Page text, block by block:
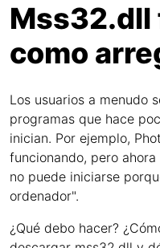
Mss32.dll
como
Los usuarios a menudo
programas que hace
inician. Por ejemplo,
funcionando, pero
no puede iniciarse
ordenador".
¿Qué debo hacer?